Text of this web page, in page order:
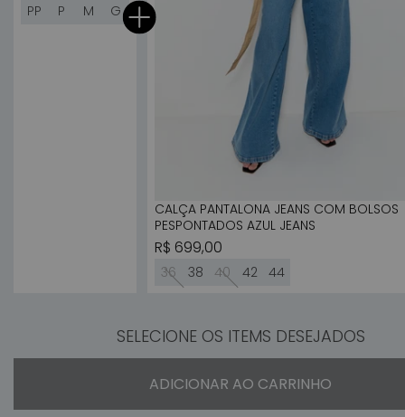
PP P M G
CALÇA PANTALONA JEANS COM BOLSOS
PESPONTADOS AZUL JEANS
Preço normal
R$ 699,00
36 38 40 42 44
SELECIONE OS ITEMS DESEJADOS
ADICIONAR AO CARRINHO